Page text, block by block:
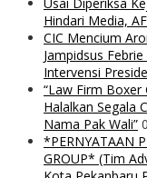
Hindari Media,
CIC Mencium
Jampidsus
Intervensi
“Law Firm Boxer
Halalkan Segala
Nama Pak Wali”
*PERNYATAAN
GROUP* (Tim